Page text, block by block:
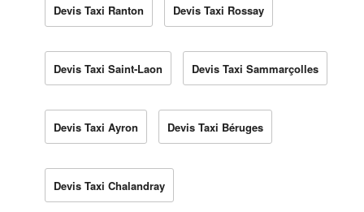
Devis Taxi Ranton Devis Taxi Rossay
Devis Taxi Saint-Laon Devis Taxi Sammarçolles
Devis Taxi Ayron Devis Taxi Béruges
Devis Taxi Chalandray